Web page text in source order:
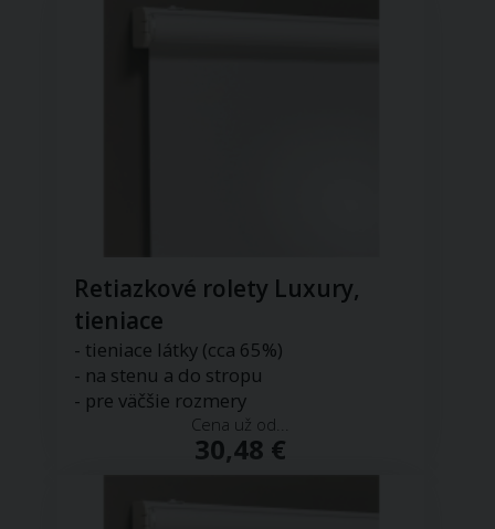
Retiazkové rolety Luxury,
tieniace
- tieniace látky (cca 65%)
- na stenu a do stropu
- pre väčšie rozmery
Cena už od...
30,48 €